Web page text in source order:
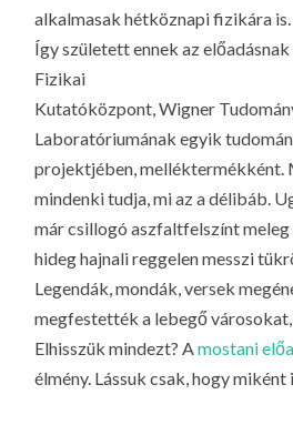
alkalmasak hétköznapi fizikára is.
Így született ennek az
Fizikai
Kutatóközpont, Wigner
Laboratóriumának egyik
projektjében, melléktermékként.
mindenki tudja, mi az a délibáb.
már csillogó aszfaltfelszínt meleg
hideg hajnali reggelen messzi
Legendák, mondák, versek
megfestették a lebegő
Elhisszük mindezt? Amostani
élmény. Lássuk csak, hogy miként